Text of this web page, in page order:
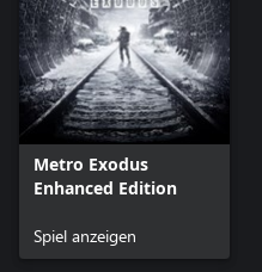
Metro Exodus
Enhanced Edition
Spiel anzeigen